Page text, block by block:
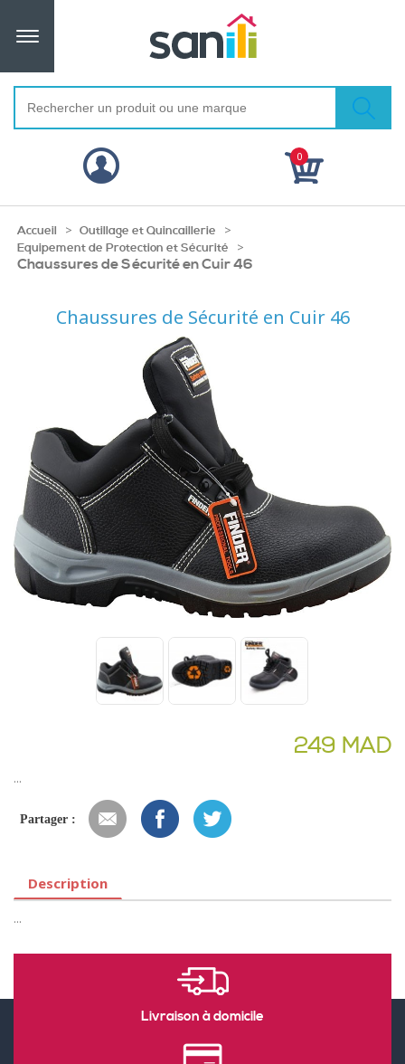
0
Accueil > Outillage et Quincaillerie >
Equipement de Protection et Sécurité >
Chaussures de Sécurité en Cuir 46
Chaussures de Sécurité en Cuir 46
249 MAD
...
Partager :
Description
...
Livraison à domicile